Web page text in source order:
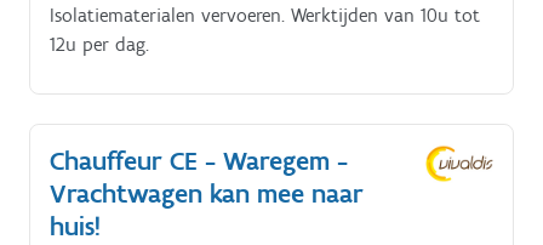
Isolatiematerialen vervoeren. Werktijden van 10u tot
12u per dag.
Chauffeur CE - Waregem -
Vrachtwagen kan mee naar
huis!